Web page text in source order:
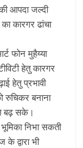
आपदा जल्दी
कारगर ढांचा
फोन मुहैय्या
हेतु कारगर
हेतु प्रभावी
रुचिकर बनाना
बढ़ सके।
निभा सकती
द्वारा भी